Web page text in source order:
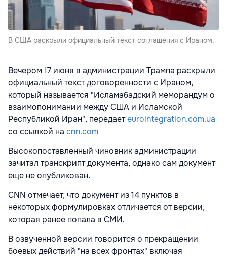
В США раскрыли официальный текст соглашения с Ираном.
Вечером 17 июня в администрации Трампа раскрыли
официальный текст договоренности с Ираном,
который называется "Исламабадский меморандум о
взаимопонимании между США и Исламской
Республикой Иран", передаетeurointegration.com.ua
со ссылкой на cnn.com
Высокопоставленный чиновник администрации
зачитал транскрипт документа, однако сам документ
еще не опубликован.
CNN отмечает, что документ из 14 пунктов в
некоторых формулировках отличается от версии,
которая ранее попала в СМИ.
В озвученной версии говорится о прекращении
боевых действий "на всех фронтах" включая